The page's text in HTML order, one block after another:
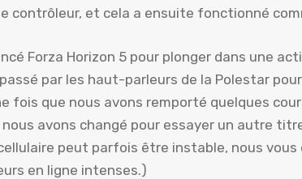
contrôleur, et cela a ensuite fonctionné
Forza Horizon 5 pour plonger dans une
par les haut-parleurs de la Polestar
fois que nous avons remporté quelques
avons changé pour essayer un autre
peut parfois être instable, nous vous
en ligne intenses.)